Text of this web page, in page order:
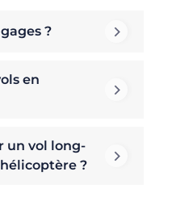
?
en
un vol long-
?